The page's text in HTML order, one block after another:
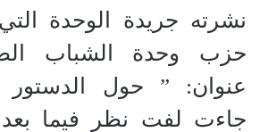
نشرته جريدة الوحدة
حزب وحدة الشباب
عنوان: ” حول الدستور
جاءت لفت نظر فيما